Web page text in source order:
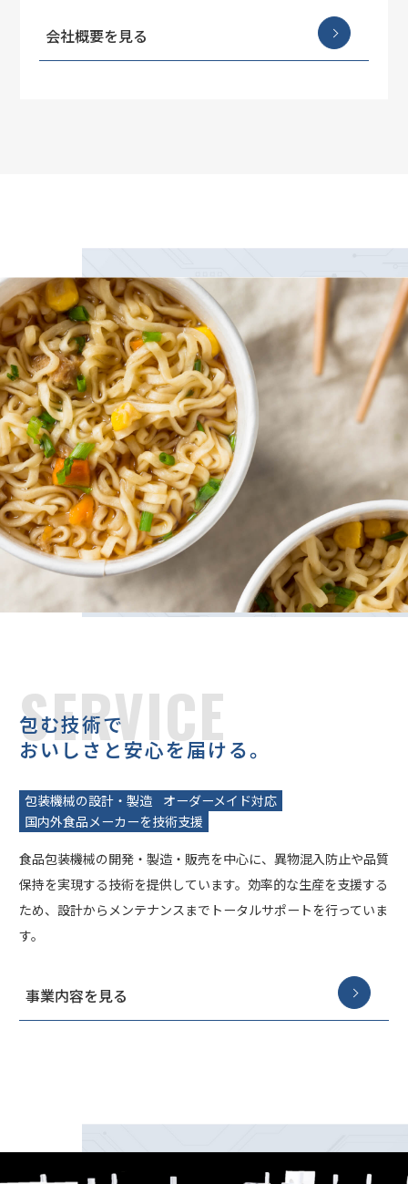
会社概要を見る
SERVICE
包む技術で
おいしさと安心を届ける。
包装機械の設計・製造
オーダーメイド対応
国内外食品メーカーを技術支援
食品包装機械の開発・製造・販売を中心に、異物混入防止や品質
保持を実現する技術を提供しています。効率的な生産を支援する
ため、設計からメンテナンスまでトータルサポートを行っていま
す。
事業内容を見る